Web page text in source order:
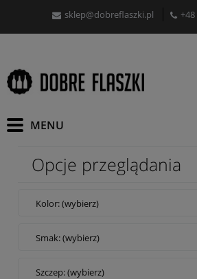
sklep@dobreflaszki.pl
Opcje przeglądania
Kolor: (wybierz)
Smak: (wybierz)
Szczep: (wybierz)